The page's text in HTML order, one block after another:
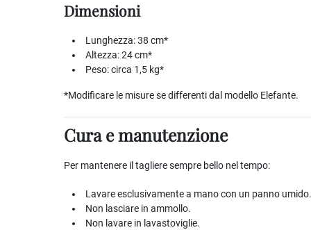
Dimensioni
Lunghezza: 38 cm*
Altezza: 24 cm*
Peso: circa 1,5 kg*
*Modificare le misure se differenti dal modello Elefante.
Cura e manutenzione
Per mantenere il tagliere sempre bello nel tempo:
Lavare esclusivamente a mano con un panno umido.
Non lasciare in ammollo.
Non lavare in lavastoviglie.